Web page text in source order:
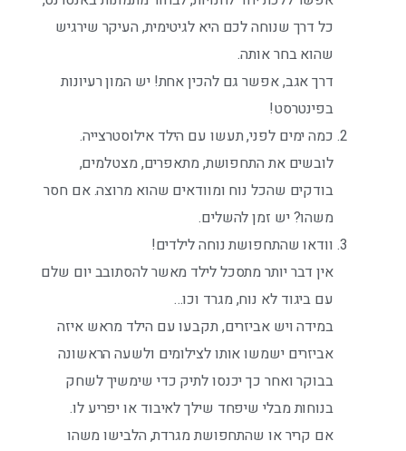
כל דרך שנוחה לכם היא לגיטימית, העיקר שירגיש
שהוא בחר אותה.
דרך אגב, אפשר גם להכין אחת! יש המון רעיונות
בפינטרסט!
כמה ימים לפני, תעשו עם הילד אילוסטרצייה.
לובשים את התחפושת, מתאפרים, מצטלמים,
בודקים שהכל נוח ומוודאים שהוא מרוצה. אם חסר
משהו? יש זמן להשלים.
וודאו שהתחפושת נוחה לילדים!
אין דבר יותר מתסכל לילד מאשר להסתובב יום שלם
עם ביגוד לא נוח, מגרד וכו…
במידה ויש אביזרים, תקבעו עם הילד מראש איזה
אביזרים ישמשו אותו לצילומים ולשעה הראשונה
בבוקר ואחר כך יכנסו לתיק כדי שימשיך לשחק
בנוחות מבלי שיפחד שילך לאיבוד או יפריע לו.
אם קריר או שהתחפושת מגרדת, הלבישו משהו